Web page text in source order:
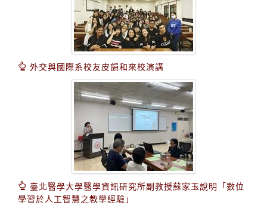
外交與國際系校友皮韻和來校演講
臺北醫學大學醫學資訊研究所副教授蘇家玉說明「數位
學習於人工智慧之教學經驗」